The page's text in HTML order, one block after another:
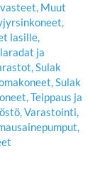
, Muut
,
lasille,
ja
,Sulak
,Sulak
,Teippaus ja
,Varastointi,
,